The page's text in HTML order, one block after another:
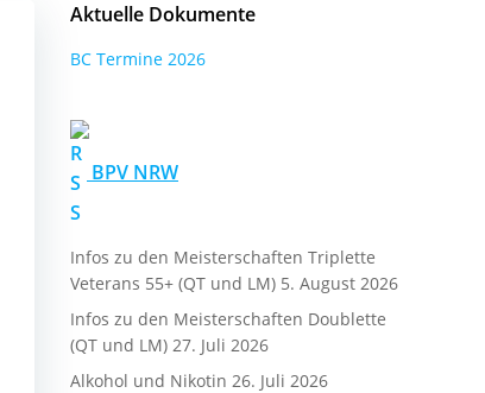
Aktuelle Dokumente
BC Termine 2026
BPV NRW
Infos zu den Meisterschaften Triplette
Veterans 55+ (QT und LM) 5. August 2026
Infos zu den Meisterschaften Doublette
(QT und LM) 27. Juli 2026
Alkohol und Nikotin 26. Juli 2026